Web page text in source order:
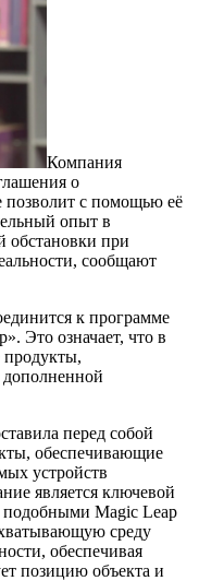
Компания
о
позволит с помощью её
опыт в
обстановки при
сообщают
к программе
Это означает, что в
дополненной
перед собой
обеспечивающие
устройств
является ключевой
подобными Magic Leap
среду
обеспечивая
позицию объекта и